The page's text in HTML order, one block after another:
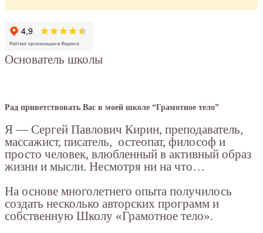
Основатель школы
Рад приветствовать Вас в моей школе “Грамотное тело”
Я — Сергей Павлович Кирин, преподаватель,
массажист, писатель, остеопат, философ и
просто человек, влюбленный в активный образ
жизни и мысли. Несмотря ни на что…
На основе многолетнего опыта получилось
создать несколько авторских программ и
собственную Школу «Грамотное тело».